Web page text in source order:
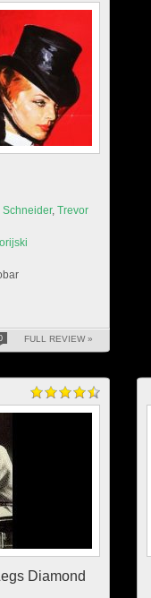
Schneider, Trevor
FULL REVIEW »
Diamond